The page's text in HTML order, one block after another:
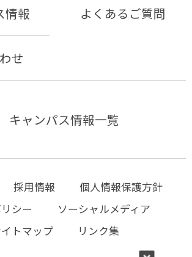
情報 よくあるご質問
せ
キャンパス情報一覧
採用情報
個人情報保護方針
シー
ソーシャルメディア
トマップ
リンク集